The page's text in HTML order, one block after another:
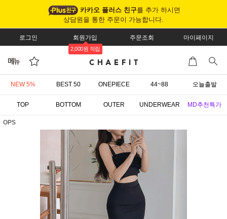
카카오 플러스 친구를 추가 하시면
상담원을 통한 주문이 가능합니다.
로그인 회원가입
2,000원 적립
주문조회 마이페이지
NEW 5% BEST 50 ONEPIECE 44~88 오늘출발
TOP BOTTOM OUTER UNDERWEAR MD추천특가
OPS